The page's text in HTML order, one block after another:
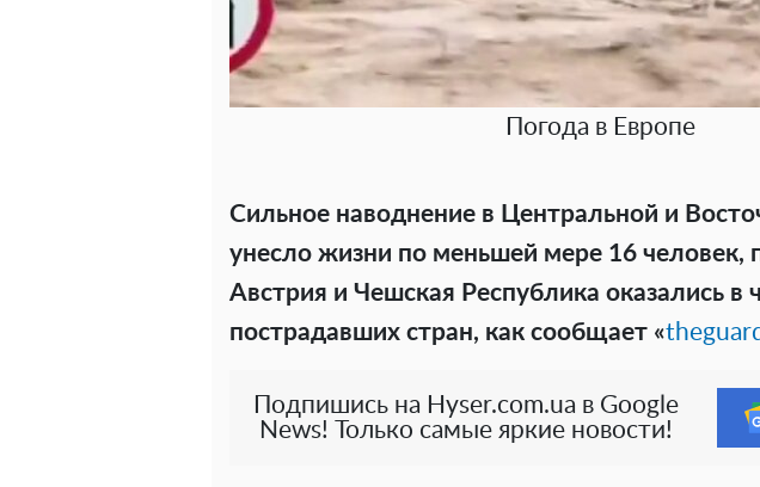
Погода в Европе
Сильное наводнение в Центральной и
унесло жизни по меньшей мере 16 человек,
Австрия и Чешская Республика оказались в
пострадавших стран, как сообщает «
Подпишись на Hyser.com.ua в Google
News! Только самые яркие новости!